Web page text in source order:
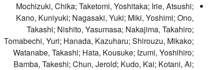
Mochizuki, Chika; Taketomi, Yoshitaka; Irie, Atsushi;
Kano, Kuniyuki; Nagasaki, Yuki; Miki, Yoshimi; Ono,
Takashi; Nishito, Yasumasa; Nakajima, Takahiro;
Tomabechi, Yuri; Hanada, Kazuharu; Shirouzu, Mikako;
Watanabe, Takashi; Hata, Kousuke; Izumi, Yoshihiro;
Bamba, Takeshi; Chun, Jerold; Kudo, Kai; Kotani, Ai;